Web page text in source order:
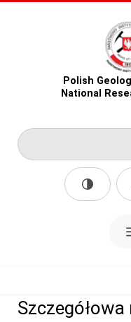
Polish
National
Szczegółowa